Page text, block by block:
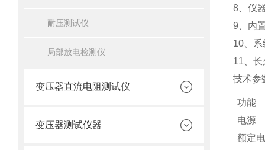
耐压测试仪
局部放电检测仪
变压器直流电阻测试仪
变压器测试仪器
8、仪
9、内
10、
11、
技术参
功能
电源
额定